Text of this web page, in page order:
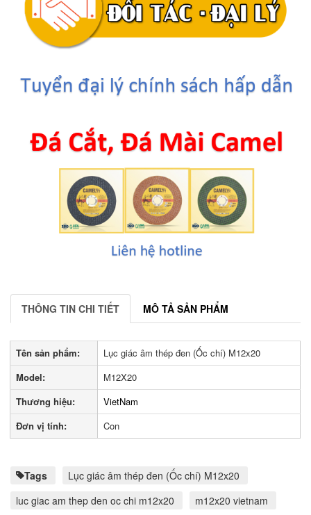
THÔNG TIN CHI TIẾT MÔ TẢ SẢN PHẨM
Tên sản phẩm:
Lục giác âm thép đen (Ốc chí) M12x20
Model:
M12X20
Thương hiệu:
VietNam
Đơn vị tính:
Con
Tags
Lục giác âm thép đen (Ốc chí) M12x20
luc giac am thep den oc chi m12x20
m12x20 vietnam